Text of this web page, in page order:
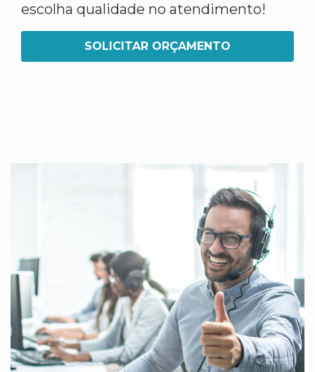
escolha qualidade no atendimento!
SOLICITAR ORÇAMENTO